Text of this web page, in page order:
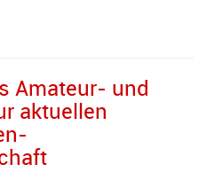
Amateur- und
aktuellen